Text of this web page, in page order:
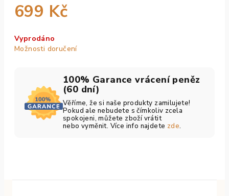
699 Kč
cena:
Vyprodáno
Možnosti doručení
100% Garance vrácení peněz
(60 dní)
Věříme, že si naše produkty zamilujete!
Pokud ale nebudete s čímkoliv zcela
spokojeni, můžete zboží vrátit
nebo vyměnit. Více info najdete zde.